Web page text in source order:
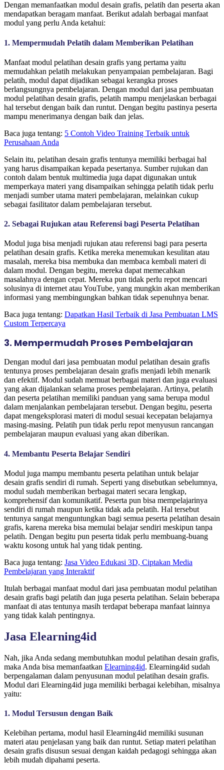
Dengan memanfaatkan modul desain grafis, pelatih dan peserta akan
mendapatkan beragam manfaat. Berikut adalah berbagai manfaat
modul yang perlu Anda ketahui:
1. Mempermudah Pelatih dalam Memberikan Pelatihan
Manfaat modul pelatihan desain grafis yang pertama yaitu
memudahkan pelatih melakukan penyampaian pembelajaran. Bagi
pelatih, modul dapat dijadikan sebagai kerangka proses
berlangsungnya pembelajaran. Dengan modul dari jasa pembuatan
modul pelatihan desain grafis, pelatih mampu menjelaskan berbagai
hal tersebut dengan baik dan runtut. Dengan begitu pastinya peserta
mampu menerimanya dengan baik dan jelas.
Baca juga tentang: 5 Contoh Video Training Terbaik untuk
Perusahaan Anda
Selain itu, pelatihan desain grafis tentunya memiliki berbagai hal
yang harus disampaikan kepada pesertanya. Sumber rujukan dan
contoh dalam bentuk multimedia juga dapat digunakan untuk
memperkaya materi yang disampaikan sehingga pelatih tidak perlu
menjadi sumber utama materi pembelajaran, melainkan cukup
sebagai fasilitator dalam pembelajaran tersebut.
2. Sebagai Rujukan atau Referensi bagi Peserta Pelatihan
Modul juga bisa menjadi rujukan atau referensi bagi para peserta
pelatihan desain grafis. Ketika mereka menemukan kesulitan atau
masalah, mereka bisa membuka dan membaca kembali materi di
dalam modul. Dengan begitu, mereka dapat memecahkan
masalahnya dengan cepat. Mereka pun tidak perlu repot mencari
solusinya di internet atau YouTube, yang mungkin akan memberikan
informasi yang membingungkan bahkan tidak sepenuhnya benar.
Baca juga tentang: Dapatkan Hasil Terbaik di Jasa Pembuatan LMS
Custom Terpercaya
3. Mempermudah Proses Pembelajaran
Dengan modul dari jasa pembuatan modul pelatihan desain grafis
tentunya proses pembelajaran desain grafis menjadi lebih menarik
dan efektif. Modul sudah memuat berbagai materi dan juga evaluasi
yang akan dijalankan selama proses pembelajaran. Artinya, pelatih
dan peserta pelatihan memiliki panduan yang sama berupa modul
dalam menjalankan pembelajaran tersebut. Dengan begitu, peserta
dapat mengeksplorasi materi di modul sesuai kecepatan belajarnya
masing-masing. Pelatih pun tidak perlu repot menyusun rancangan
pembelajaran maupun evaluasi yang akan diberikan.
4. Membantu Peserta Belajar Sendiri
Modul juga mampu membantu peserta pelatihan untuk belajar
desain grafis sendiri di rumah. Seperti yang disebutkan sebelumnya,
modul sudah memberikan berbagai materi secara lengkap,
komprehensif dan komunikatif. Peserta pun bisa mempelajarinya
sendiri di rumah maupun ketika tidak ada pelatih. Hal tersebut
tentunya sangat menguntungkan bagi semua peserta pelatihan desain
grafis, karena mereka bisa memulai belajar sendiri meskipun tanpa
pelatih. Dengan begitu pun peserta tidak perlu membuang-buang
waktu kosong untuk hal yang tidak penting.
Baca juga tentang: Jasa Video Edukasi 3D, Ciptakan Media
Pembelajaran yang Interaktif
Itulah berbagai manfaat modul dari jasa pembuatan modul pelatihan
desain grafis bagi pelatih dan juga peserta pelatihan. Selain beberapa
manfaat di atas tentunya masih terdapat beberapa manfaat lainnya
yang tidak kalah pentingnya.
Jasa Elearning4id
Nah, jika Anda sedang membutuhkan modul pelatihan desain grafis,
maka Anda bisa memanfaatkan Elearning4id. Elearning4id sudah
berpengalaman dalam penyusunan modul pelatihan desain grafis.
Modul dari Elearning4id juga memiliki berbagai kelebihan, misalnya
yaitu:
1. Modul Tersusun dengan Baik
Kelebihan pertama, modul hasil Elearning4id memiliki susunan
materi atau penjelasan yang baik dan runtut. Setiap materi pelatihan
desain grafis disusun sesuai dengan kaidah pedagogi sehingga akan
lebih mudah dipahami peserta.